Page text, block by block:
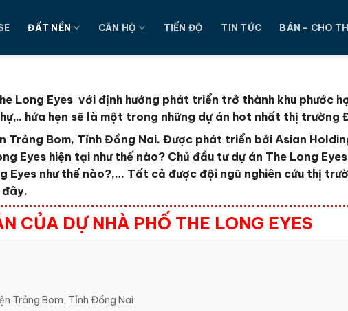
ĐẤT NỀN CĂN HỘ TIẾN ĐỘ TIN TỨC BÁN – CHO
Long Eyes với định hướng phát triển trở thành khu phước
hứa hẹn sẽ là một trong những dự án hot nhất thị trường
Trảng Bom, Tỉnh Đồng Nai. Được phát triển bởi Asian
Eyes hiện tại như thế nào? Chủ đầu tư dự án The Long Eyes
Eyes như thế nào?,… Tất cả được đội ngũ nghiên cứu thị
CỦA DỰ NHÀ PHỐ THE LONG EYES
Trảng Bom, Tỉnh Đồng Nai